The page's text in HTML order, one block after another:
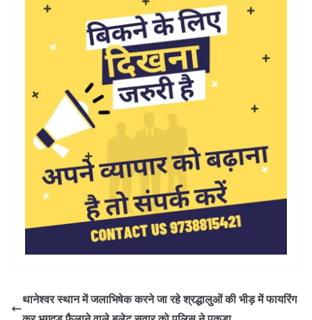
थानेश्वर स्थान में जलाभिषेक करने जा रहे श्रद्धालुओं की भीड़ में फायरिंग